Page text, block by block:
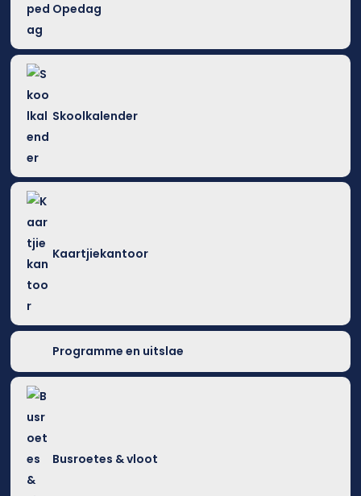
Opedag
Skoolkalender
Kaartjiekantoor
Programme en uitslae
Busroetes & vloot